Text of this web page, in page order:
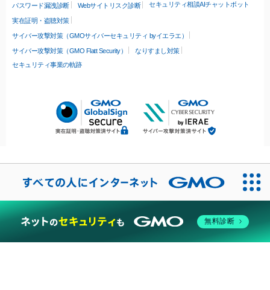
パスワード漏洩診断 Webサイトリスク診断 セキュリティ相談AIチャットボット
実在証明・盗聴対策
サイバー攻撃対策（GMOサイバーセキュリティ byイエラエ）
サイバー攻撃対策（GMO Flatt Security）
なりすまし対策
セキュリティ事業の軌跡
無料診断